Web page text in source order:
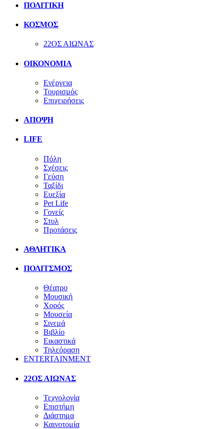
ΠΟΛΙΤΙΚΗ
ΚΟΣΜΟΣ
22ΟΣ ΑΙΩΝΑΣ
ΟΙΚΟΝΟΜΙΑ
Ενέργεια
Τουρισμός
Επιχειρήσεις
ΑΠΟΨΗ
LIFE
Πόλη
Σχέσεις
Γεύση
Ταξίδι
Ευεξία
Pet Life
Γονείς
Στυλ
Προτάσεις
ΑΘΛΗΤΙΚΑ
ΠΟΛΙΤΣΜΟΣ
Θέατρο
Μουσική
Χορός
Μουσεία
Σινεμά
Βιβλίο
Εικαστικά
Τηλεόραση
ENTERTAINMENT
22ΟΣ ΑΙΩΝΑΣ
Τεχνολογία
Επιστήμη
Διάστημα
Καινοτομία